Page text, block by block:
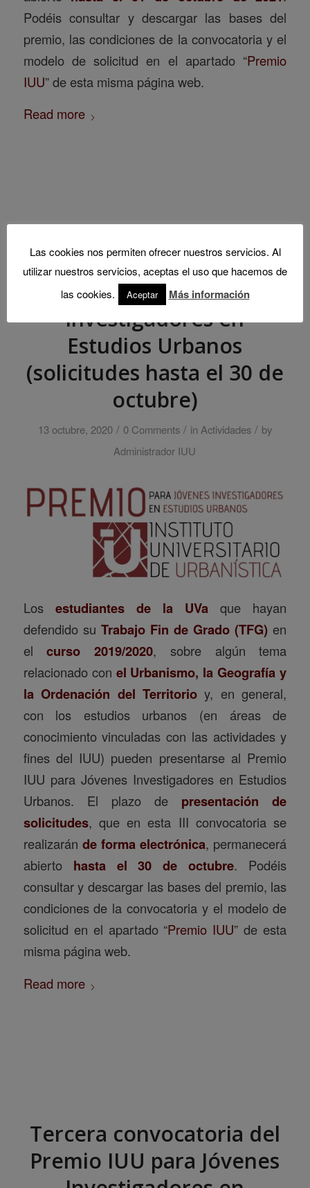
Podéis consultar y descargar las bases del
premio, las condiciones de la convocatoria y el
modelo de solicitud en el apartado “Premio
IUU” de esta misma página web.
Read more
Recordatorio: III Premio
IUU para Jóvenes
Investigadores en
Estudios Urbanos
(solicitudes hasta el 30 de
octubre)
13 octubre, 2020 / 0 Comments / in Actividades / by
Administrador IUU
Los estudiantes de la UVa que hayan
defendido su Trabajo Fin de Grado (TFG) en
elcurso 2019/2020, sobre algún tema
relacionado con el Urbanismo, la Geografía y
la Ordenación del Territorio y, en general,
con los estudios urbanos (en áreas de
conocimiento vinculadas con las actividades y
fines del IUU) pueden presentarse al Premio
IUU para Jóvenes Investigadores en Estudios
Urbanos. El plazo de presentación de
solicitudes, que en esta III convocatoria se
realizarán de forma electrónica, permanecerá
abierto hasta el 30 de octubre. Podéis
consultar y descargar las bases del premio, las
condiciones de la convocatoria y el modelo de
solicitud en el apartado “Premio IUU” de esta
misma página web.
Read more
Tercera convocatoria del
Premio IUU para Jóvenes
Las cookies nos permiten ofrecer nuestros servicios. Al
utilizar nuestros servicios, aceptas el uso que hacemos de
las cookies.
Aceptar Más información